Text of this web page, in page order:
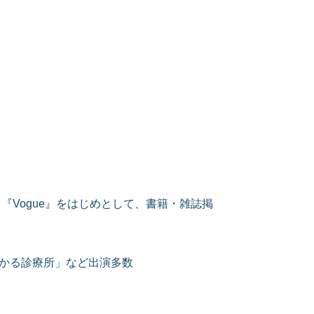
Vogue』をはじめとして、書籍・雑誌掲
る診療所」など出演多数